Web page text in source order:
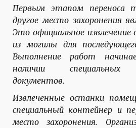
Первым этапом переноса
другое место захоронения
Это официальное извлечение
из могилы для
Выполнение работ
наличии специальных
документов.
Извлеченные останки
специальный контейнер и
место захоронения.